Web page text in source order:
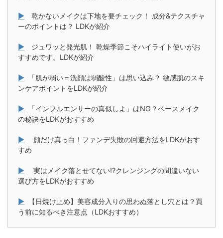
▶ 乾かないメイクは下地を要チェック！ 成分&テクスチャ
ーのポイントは？ LDKが紹介
▶ ジュワッと発光肌！ 乾燥季節こそハイライト使いがお
すすめです。LDKが紹介
▶ 「肌が弱い＝洗顔は弱酸性」は思い込み？ 敏感肌のスキ
ンケアポイントをLDKが紹介
▶ 「インフルエンサーの真似しよ」はNG？ベースメイク
の秘訣をLDKがおすすめ
▶ 顔だけ真っ白！ファンデ失敗の回避方法をLDKがおす
すめ
▶ 実はメイク落とせてない!?クレンジングの間違いない
選び方をLDKがおすすめ
▶ 【日焼け止め】美容成分入りの思わぬ落とし穴とは？買
う前に知るべき注意点（LDKおすすめ）